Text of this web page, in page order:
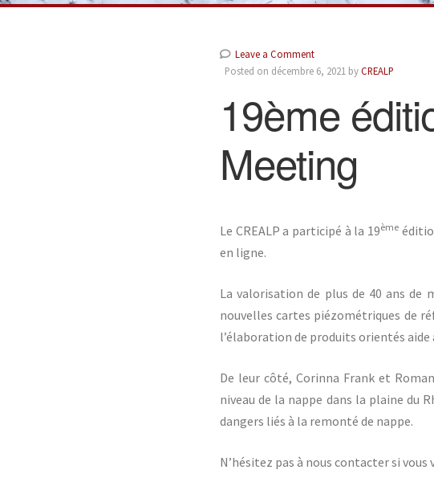
Leave a Comment
Posted on décembre 6, 2021 byCREALP
19ème
Meeting
Le CREALP a participé à la 19ème
en ligne.
La valorisation de plus de 40 ans de
nouvelles cartes piézométriques de
l’élaboration de produits orientés
De leur côté, Corinna Frank et
niveau de la nappe dans la plaine du
dangers liés à la remonté de nappe.
N’hésitez pas à nous contacter si